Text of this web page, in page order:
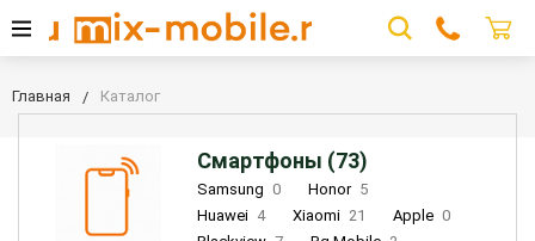
Главная Каталог
Смартфоны (73)
Samsung 0 Honor 5
Huawei 4 Xiaomi 21 Apple 0